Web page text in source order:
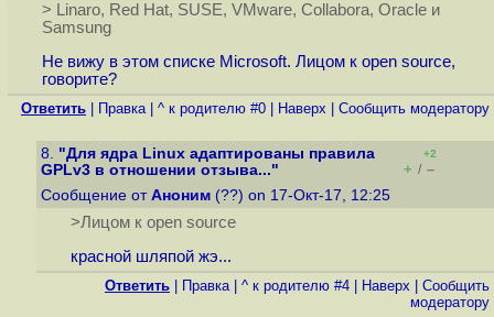
> Linaro, Red Hat, SUSE, VMware, Collabora, Oracle и
Samsung
Не вижу в этом списке Microsoft. Лицом к open source,
говорите?
Ответить Правка| ^ к родителю #0 Наверх Cообщить модератору
8. "Для ядра Linux адаптированы правила
GPLv3 в отношении отзыва..."
+2
+ / –
Сообщение от Аноним (??) on 17-Окт-17, 12:25
>Лицом к open source
красной шляпой жэ...
Ответить Правка| ^ к родителю #4 Наверх
Cообщить
модератору